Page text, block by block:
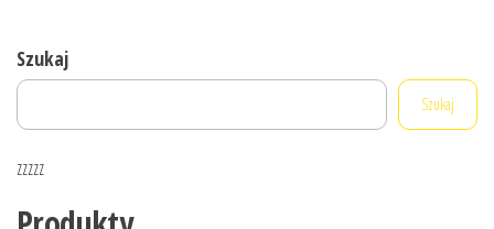
Szukaj
Szukaj
zzzzz